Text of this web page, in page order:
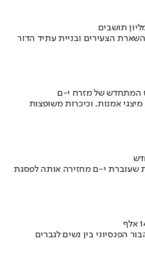
הצעירים ובניית עתיד הדור
המתחדש של מזרח י-ם
אמנות, וכיכרות משופצות
שעוברת י-ם מחזירה אותה לפסגת
הפנסיוני בין נשים לגברים